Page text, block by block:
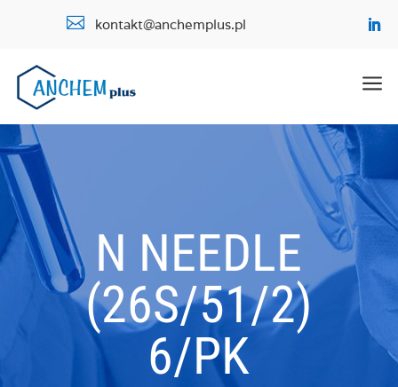
 kontakt@anchemplus.pl
a
N NEEDLE
(26S/51/2)
6/PK